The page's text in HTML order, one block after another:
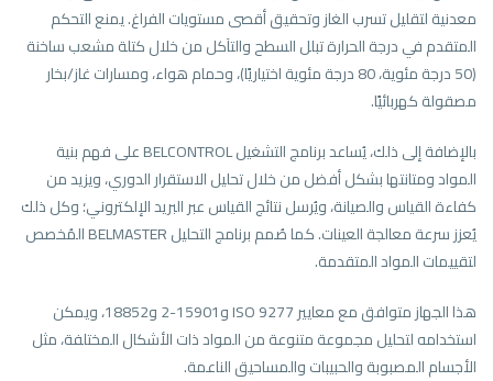
معدنية لتقليل تسرب الغاز وتحقيق أقصى مستويات الفراغ. يمنع التحكم
المتقدم في درجة الحرارة تبلل السطح والتآكل من خلال كتلة مشعب ساخنة
(50 درجة مئوية، 80 درجة مئوية اختياريًا)، وحمام هواء، ومسارات غاز/بخار
مصقولة كهربائيًا.
بالإضافة إلى ذلك، يُساعد برنامج التشغيل BELCONTROL على فهم بنية
المواد ومتانتها بشكل أفضل من خلال تحليل الاستقرار الدوري، ويزيد من
كفاءة القياس والصيانة، ويُرسل نتائج القياس عبر البريد الإلكتروني؛ وكل ذلك
يُعزز سرعة معالجة العينات. كما صُمم برنامج التحليل BELMASTER المُخصص
لتقييمات المواد المتقدمة.
هذا الجهاز متوافق مع معايير ISO 9277 و15901-2 و18852، ويمكن
استخدامه لتحليل مجموعة متنوعة من المواد ذات الأشكال المختلفة، مثل
الأجسام المصبوبة والحبيبات والمساحيق الناعمة.